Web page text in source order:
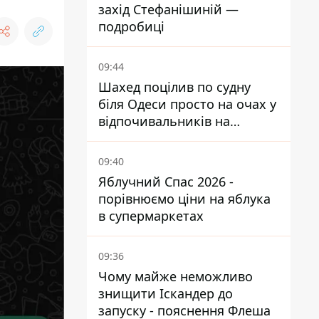
захід Стефанішиній —
подробиці
09:44
Шахед поцілив по судну
біля Одеси просто на очах у
відпочивальників на
переповненому пляжі
09:40
Яблучний Спас 2026 -
порівнюємо ціни на яблука
в супермаркетах
09:36
Чому майже неможливо
знищити Іскандер до
запуску - пояснення Флеша